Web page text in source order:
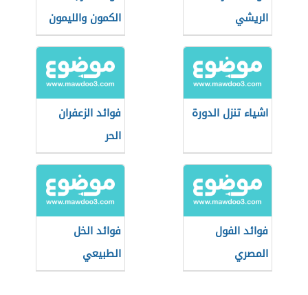
الريشي
الكمون والليمون
اشياء تنزل الدورة
فوائد الزعفران
الحر
فوائد الفول
المصري
فوائد الخل
الطبيعي